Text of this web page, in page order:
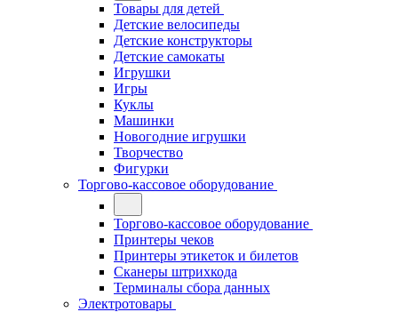
Товары для детей
Детские велосипеды
Детские конструкторы
Детские самокаты
Игрушки
Игры
Куклы
Машинки
Новогодние игрушки
Творчество
Фигурки
Торгово-кассовое оборудование
Торгово-кассовое оборудование
Принтеры чеков
Принтеры этикеток и билетов
Сканеры штрихкода
Терминалы сбора данных
Электротовары